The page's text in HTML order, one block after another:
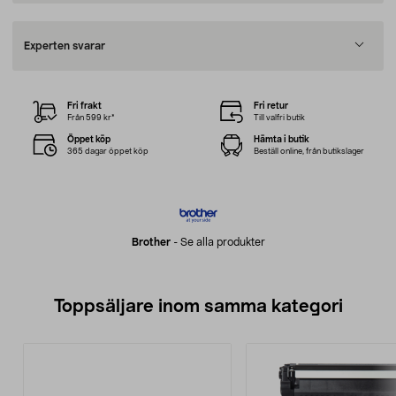
Experten svarar
Brother- Se alla produkter
Fri frakt
Från 599 kr*
Fri retur
Till valfri butik
Öppet köp
365 dagar öppet köp
Hämta i butik
Beställ online, från butikslager
Toppsäljare inom samma kategori